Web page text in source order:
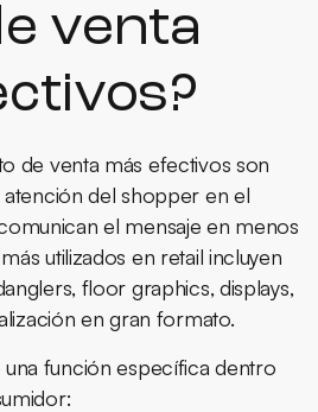
venta
de venta más efectivos son
del shopper en el
el mensaje en menos
utilizados en retail incluyen
floor graphics, displays,
en gran formato.
función específica dentro